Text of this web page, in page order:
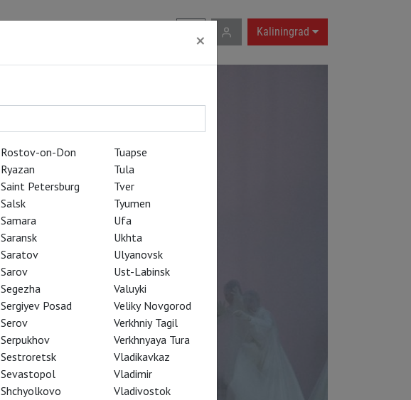
Kaliningrad
×
Rostov-on-Don
Ryazan
Saint Petersburg
Salsk
Samara
Saransk
Saratov
Sarov
Segezha
Sergiyev Posad
Serov
Serpukhov
Sestroretsk
Sevastopol
Shchyolkovo
Tuapse
Tula
Tver
Tyumen
Ufa
Ukhta
Ulyanovsk
Ust-Labinsk
Valuyki
Veliky Novgorod
Verkhniy Tagil
Verkhnyaya Tura
Vladikavkaz
Vladimir
Vladivostok